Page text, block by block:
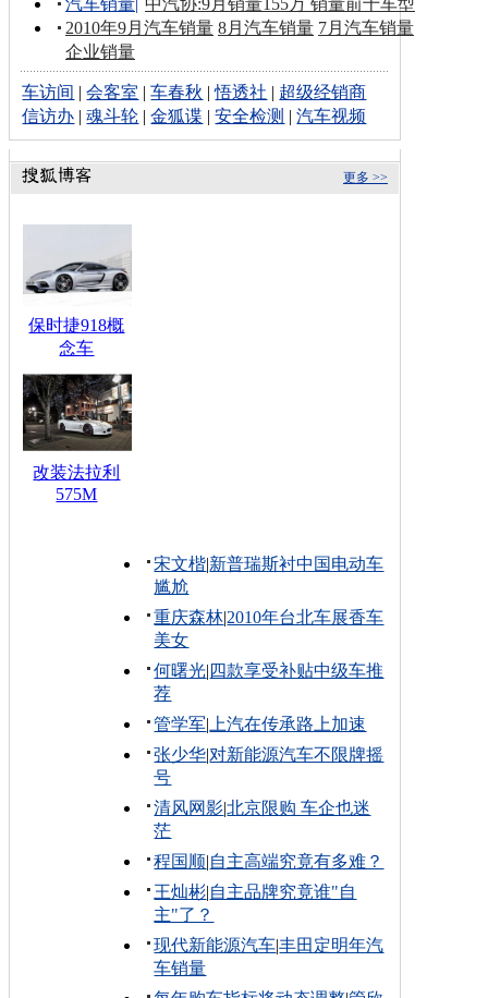
2010年9月汽车销量 8月汽车销量 7月汽车销量
企业销量
车访间 |会客室 |车春秋 |悟透社 | 超级经销商
信访办 |魂斗轮 |金狐谍 |安全检测 |汽车视频
更多 >>
保时捷918概
念车
改装法拉利
575M
宋文楷|新普瑞斯衬中国电动车
尴尬
重庆森林|2010年台北车展香车
美女
何曙光| 四款享受补贴中级车推
荐
管学军| 上汽在传承路上加速
张少华|对新能源汽车不限牌摇
号
清风网影|北京限购 车企也迷
茫
程国顺|自主高端究竟有多难？
王灿彬|自主品牌究竟谁"自
主"了？
现代新能源汽车|丰田定明年汽
车销量